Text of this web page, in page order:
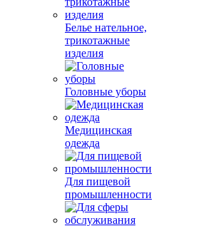
Белье нательное,
трикотажные
изделия
Головные уборы
Медицинская
одежда
Для пищевой
промышленности